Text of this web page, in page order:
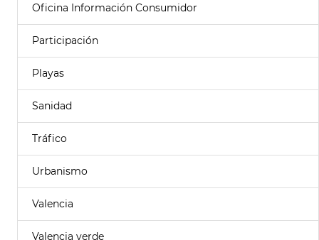
Oficina Información Consumidor
Participación
Playas
Sanidad
Tráfico
Urbanismo
Valencia
Valencia verde